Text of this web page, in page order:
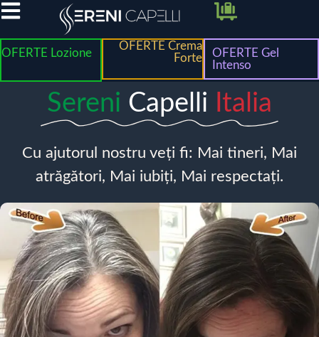
OFERTE Lozione
OFERTE Crema
Forte
OFERTE Gel
Intenso
Sereni Capelli Italia
Cu ajutorul nostru veți fi: Mai tineri, Mai
atrăgători, Mai iubiți, Mai respectați.